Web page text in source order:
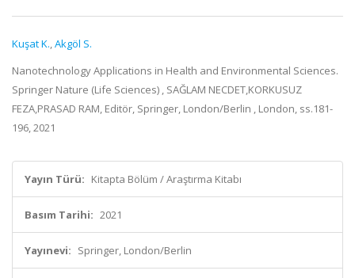
Kuşat K.,Akgöl S.
Nanotechnology Applications in Health and Environmental Sciences.
Springer Nature (Life Sciences) , SAĞLAM NECDET,KORKUSUZ
FEZA,PRASAD RAM, Editör, Springer, London/Berlin , London, ss.181-
196, 2021
Yayın Türü: Kitapta Bölüm / Araştırma Kitabı
Basım Tarihi: 2021
Yayınevi: Springer, London/Berlin